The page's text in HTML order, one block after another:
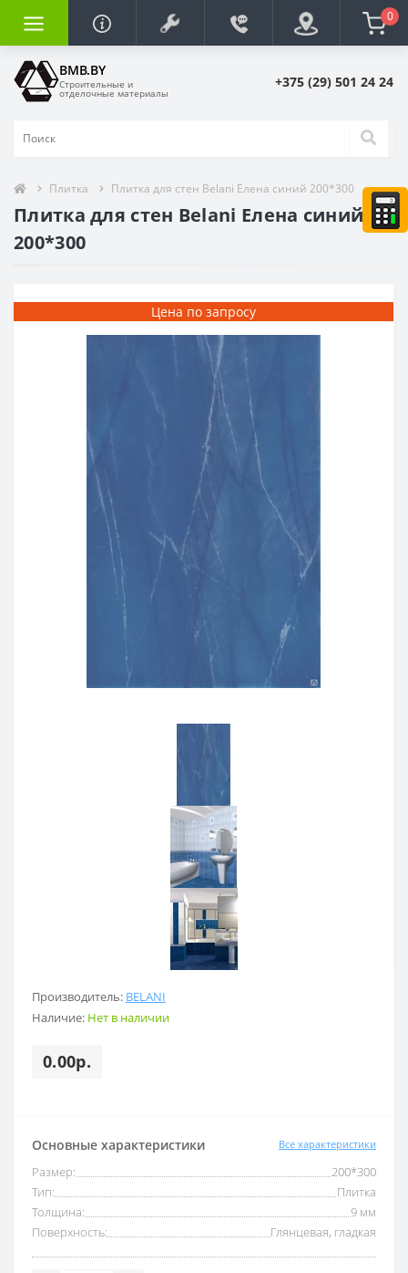
0
BMB.BY
Строительные и
отделочные материалы
+375 (29) 501 24 24
Плитка Плитка для стен Belani Елена синий 200*300
Плитка для стен Belani Елена синий
200*300
Цена по запросу
Производитель: BELANI
Наличие: Нет в наличии
0.00р.
Основные характеристики Все характеристики
Размер:
200*300
Тип:
Плитка
Толщина:
9 мм
Поверхность:
Глянцевая, гладкая